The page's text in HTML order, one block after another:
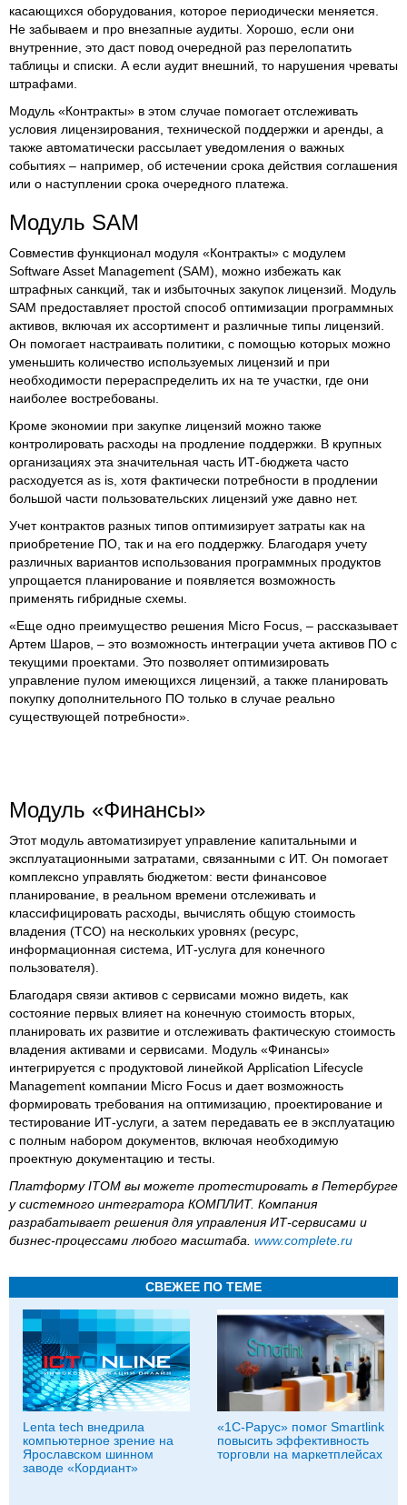
касающихся оборудования, которое периодически меняется.
Не забываем и про внезапные аудиты. Хорошо, если они
внутренние, это даст повод очередной раз перелопатить
таблицы и списки. А если аудит внешний, то нарушения чреваты
штрафами.
Модуль «Контракты» в этом случае помогает отслеживать
условия лицензирования, технической поддержки и аренды, а
также автоматически рассылает уведомления о важных
событиях – например, об истечении срока действия соглашения
или о наступлении срока очередного платежа.
Модуль SAM
Совместив функционал модуля «Контракты» с модулем
Software Asset Management (SAM), можно избежать как
штрафных санкций, так и избыточных закупок лицензий. Модуль
SAM предоставляет простой способ оптимизации программных
активов, включая их ассортимент и различные типы лицензий.
Он помогает настраивать политики, с помощью которых можно
уменьшить количество используемых лицензий и при
необходимости перераспределить их на те участки, где они
наиболее востребованы.
Кроме экономии при закупке лицензий можно также
контролировать расходы на продление поддержки. В крупных
организациях эта значительная часть ИТ-бюджета часто
расходуется as is, хотя фактически потребности в продлении
большой части пользовательских лицензий уже давно нет.
Учет контрактов разных типов оптимизирует затраты как на
приобретение ПО, так и на его поддержку. Благодаря учету
различных вариантов использования программных продуктов
упрощается планирование и появляется возможность
применять гибридные схемы.
«Еще одно преимущество решения Micro Focus, – рассказывает
Артем Шаров, – это возможность интеграции учета активов ПО с
текущими проектами. Это позволяет оптимизировать
управление пулом имеющихся лицензий, а также планировать
покупку дополнительного ПО только в случае реально
существующей потребности».
Модуль «Финансы»
Этот модуль автоматизирует управление капитальными и
эксплуатационными затратами, связанными с ИТ. Он помогает
комплексно управлять бюджетом: вести финансовое
планирование, в реальном времени отслеживать и
классифицировать расходы, вычислять общую стоимость
владения (TCO) на нескольких уровнях (ресурс,
информационная система, ИТ-услуга для конечного
пользователя).
Благодаря связи активов с сервисами можно видеть, как
состояние первых влияет на конечную стоимость вторых,
планировать их развитие и отслеживать фактическую стоимость
владения активами и сервисами. Модуль «Финансы»
интегрируется с продуктовой линейкой Application Lifecycle
Management компании Micro Focus и дает возможность
формировать требования на оптимизацию, проектирование и
тестирование ИТ-услуги, а затем передавать ее в эксплуатацию
с полным набором документов, включая необходимую
проектную документацию и тесты.
ПлатформуITOM вы можете протестировать в Петербурге
у системного интегратора КОМПЛИТ. Компания
разрабатывает решения для управления ИТ-сервисами и
бизнес-процессами любого масштаба. www.complete ru
СВЕЖЕЕ ПО ТЕМЕ
Lenta tech внедрила
компьютерное зрение на
Ярославском шинном
заводе «Кордиант»
«1С-Рарус» помог Smartlink
повысить эффективность
торговли на маркетплейсах